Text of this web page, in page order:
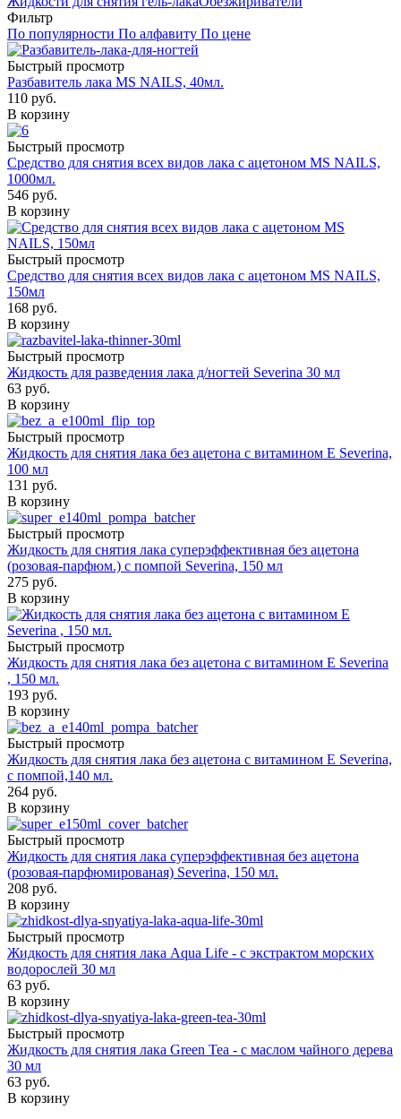
Фильтр
По популярности По алфавиту По цене
Быстрый просмотр
Разбавитель лака MS NAILS, 40мл.
110 руб.
В корзину
Быстрый просмотр
Средство для снятия всех видов лака с ацетоном MS NAILS,
1000мл.
546 руб.
В корзину
Быстрый просмотр
Средство для снятия всех видов лака с ацетоном MS NAILS,
150мл
168 руб.
В корзину
Быстрый просмотр
Жидкость для разведения лака д/ногтей Severina 30 мл
63 руб.
В корзину
Быстрый просмотр
Жидкость для снятия лака без ацетона с витамином Е Severina,
100 мл
131 руб.
В корзину
Быстрый просмотр
Жидкость для снятия лака суперэффективная без ацетона
(розовая-парфюм.) с помпой Severina, 150 мл
275 руб.
В корзину
Быстрый просмотр
Жидкость для снятия лака без ацетона с витамином Е Severina
, 150 мл.
193 руб.
В корзину
Быстрый просмотр
Жидкость для снятия лака без ацетона с витамином Е Severina,
с помпой,140 мл.
264 руб.
В корзину
Быстрый просмотр
Жидкость для снятия лака суперэффективная без ацетона
(розовая-парфюмированая) Severina, 150 мл.
208 руб.
В корзину
Быстрый просмотр
Жидкость для снятия лака Aqua Life - с экстрактом морских
водорослей 30 мл
63 руб.
В корзину
Быстрый просмотр
Жидкость для снятия лака Green Tea - с маслом чайного дерева
30 мл
63 руб.
В корзину